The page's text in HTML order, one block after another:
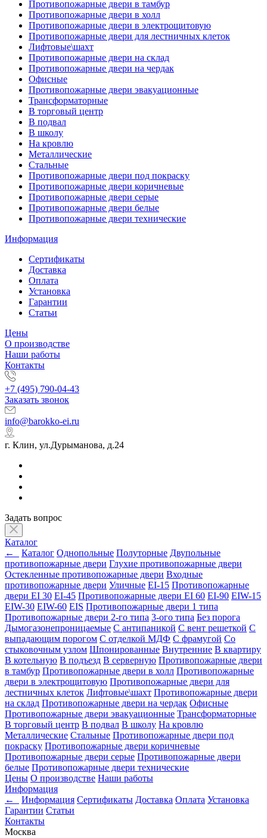
Противопожарные двери в тамбур
Противопожарные двери в холл
Противопожарные двери в электрощитовую
Противопожарные двери для лестничных клеток
Лифтовые\шахт
Противопожарные двери на склад
Противопожарные двери на чердак
Офисные
Противопожарные двери эвакуационные
Трансформаторные
В торговый центр
В подвал
В школу
На кровлю
Металлические
Стальные
Противопожарные двери под покраску
Противопожарные двери коричневые
Противопожарные двери серые
Противопожарные двери белые
Противопожарные двери технические
Информация
Сертификаты
Доставка
Оплата
Установка
Гарантии
Статьи
Цены
О производстве
Наши работы
Контакты
+7 (495) 790-04-43
Заказать звонок
info@barokko-ei.ru
г. Клин, ул.Дурыманова, д.24
Задать вопрос
Каталог
←
Каталог Однопольные Полуторные Двупольные
противопожарные двери Глухие противопожарные двери
Остекленные противопожарные двери Входные
противопожарные двери Уличные EI-15 Противопожарные
двери EI 30 EI-45 Противопожарные двери EI 60 EI-90 EIW-15
EIW-30 EIW-60 EIS Противопожарные двери 1 типа
Противопожарные двери 2-го типа 3-ого типа Без порога
Дымогазонепроницаемые С антипаникой С вент решеткой С
выпадающим порогом С отделкой МДФ С фрамугой Со
стыковочным узлом Шпонированные Внутренние В квартиру
В котельную В подъезд В серверную Противопожарные двери
в тамбур Противопожарные двери в холл Противопожарные
двери в электрощитовую Противопожарные двери для
лестничных клеток Лифтовые\шахт Противопожарные двери
на склад Противопожарные двери на чердак Офисные
Противопожарные двери эвакуационные Трансформаторные
В торговый центр В подвал В школу На кровлю
Металлические Стальные Противопожарные двери под
покраску Противопожарные двери коричневые
Противопожарные двери серые Противопожарные двери
белые Противопожарные двери технические
Цены О производстве Наши работы
Информация
←
Информация Сертификаты Доставка Оплата Установка
Гарантии Статьи
Контакты
Москва